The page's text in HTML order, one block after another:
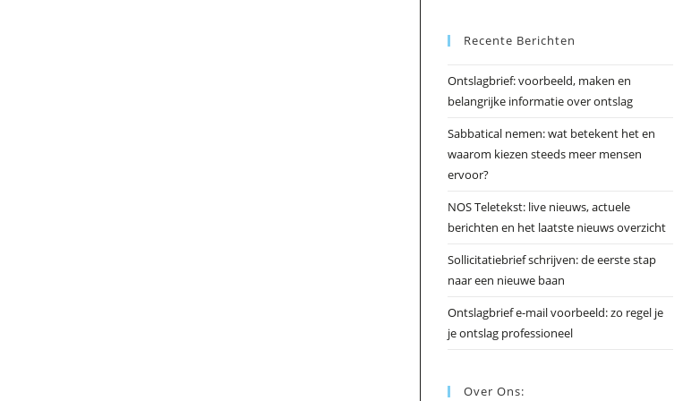
Recente Berichten
Ontslagbrief: voorbeeld, maken en
belangrijke informatie over ontslag
Sabbatical nemen: wat betekent het en
waarom kiezen steeds meer mensen
ervoor?
NOS Teletekst: live nieuws, actuele
berichten en het laatste nieuws overzicht
Sollicitatiebrief schrijven: de eerste stap
naar een nieuwe baan
Ontslagbrief e-mail voorbeeld: zo regel je
je ontslag professioneel
Over Ons: